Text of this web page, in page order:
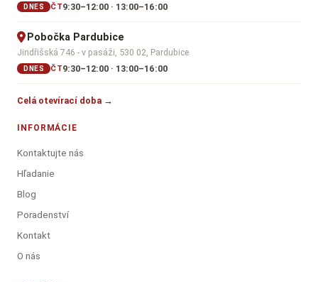
DNES ČT9:30–12:00 · 13:00–16:00
Pobočka Pardubice
Jindřišská 746 - v pasáži, 530 02, Pardubice
DNES ČT9:30–12:00 · 13:00–16:00
Celá otevírací doba →
INFORMÁCIE
Kontaktujte nás
Hľadanie
Blog
Poradenství
Kontakt
O nás